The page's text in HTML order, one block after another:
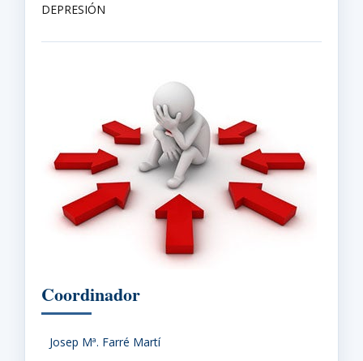
DEPRESIÓN
Coordinador
Josep Mª. Farré Martí